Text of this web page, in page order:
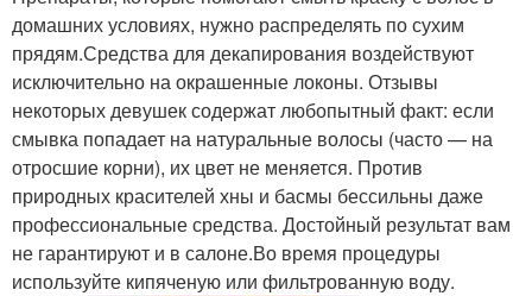
домашних условиях, нужно распределять по сухим
прядям.Средства для декапирования воздействуют
исключительно на окрашенные локоны. Отзывы
некоторых девушек содержат любопытный факт: если
смывка попадает на натуральные волосы (часто — на
отросшие корни), их цвет не меняется. Против
природных красителей хны и басмы бессильны даже
профессиональные средства. Достойный результат вам
не гарантируют и в салоне.Во время процедуры
используйте кипяченую или фильтрованную воду.